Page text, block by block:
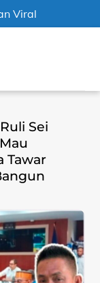
Viral
Sei
Tawar